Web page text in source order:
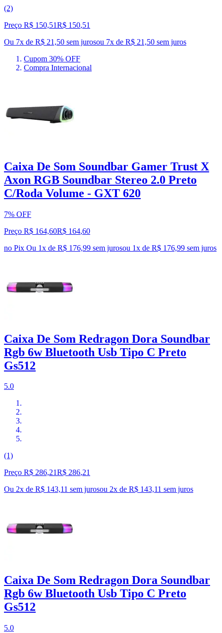
(2)
Preço R$ 150,51R$ 150,51
Ou 7x de R$ 21,50 sem jurosou 7x de R$ 21,50 sem juros
Cupom 30% OFF
Compra Internacional
Caixa De Som Soundbar Gamer Trust X
Axon RGB Soundbar Stereo 2.0 Preto
C/Roda Volume - GXT 620
7% OFF
Preço R$ 164,60R$ 164,60
no Pix Ou 1x de R$ 176,99 sem jurosou 1x de R$ 176,99 sem juros
Caixa De Som Redragon Dora Soundbar
Rgb 6w Bluetooth Usb Tipo C Preto
Gs512
5.0
(1)
Preço R$ 286,21R$ 286,21
Ou 2x de R$ 143,11 sem jurosou 2x de R$ 143,11 sem juros
Caixa De Som Redragon Dora Soundbar
Rgb 6w Bluetooth Usb Tipo C Preto
Gs512
5.0